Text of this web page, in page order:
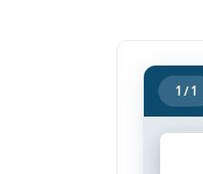
1 / 1